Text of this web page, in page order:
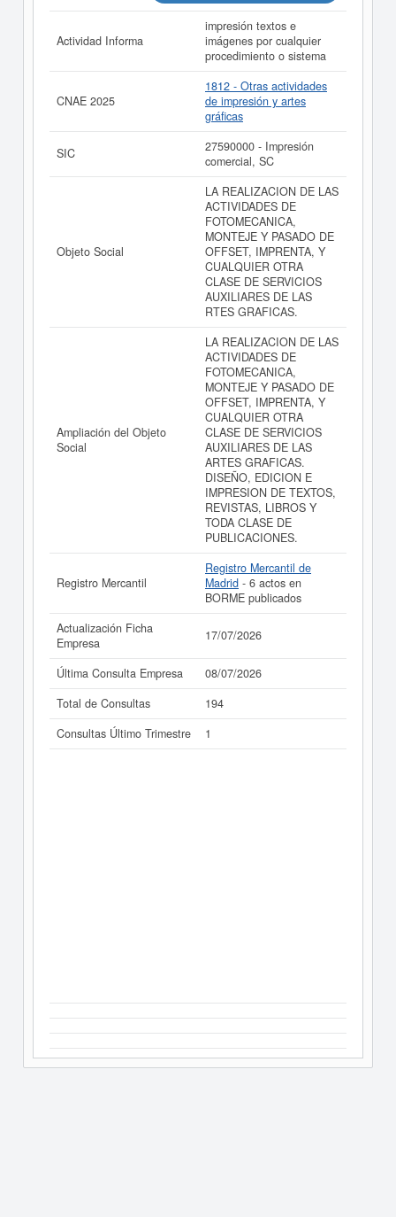
Actividad Informa
impresión textos e
imágenes por cualquier
procedimiento o sistema
CNAE 2025
1812 - Otras actividades
de impresión y artes
gráficas
SIC
27590000 - Impresión
comercial, SC
Objeto Social
LA REALIZACION DE LAS
ACTIVIDADES DE
FOTOMECANICA,
MONTEJE Y PASADO DE
OFFSET, IMPRENTA, Y
CUALQUIER OTRA
CLASE DE SERVICIOS
AUXILIARES DE LAS
RTES GRAFICAS.
Ampliación del Objeto
Social
LA REALIZACION DE LAS
ACTIVIDADES DE
FOTOMECANICA,
MONTEJE Y PASADO DE
OFFSET, IMPRENTA, Y
CUALQUIER OTRA
CLASE DE SERVICIOS
AUXILIARES DE LAS
ARTES GRAFICAS.
DISEÑO, EDICION E
IMPRESION DE TEXTOS,
REVISTAS, LIBROS Y
TODA CLASE DE
PUBLICACIONES.
Registro Mercantil
Registro Mercantil de
Madrid - 6 actos en
BORME publicados
Actualización Ficha
Empresa
17/07/2026
Última Consulta Empresa
08/07/2026
Total de Consultas
194
Consultas Último Trimestre
1